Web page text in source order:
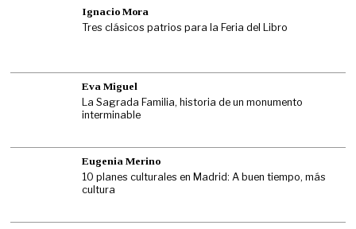
Ignacio Mora
Tres clásicos patrios para la Feria del Libro
Eva Miguel
La Sagrada Familia, historia de un monumento
interminable
Eugenia Merino
10 planes culturales en Madrid: A buen tiempo, más
cultura